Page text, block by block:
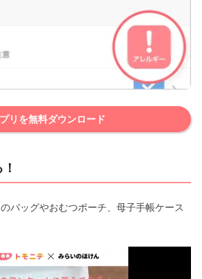
リを無料ダウンロード
バッグやおむつポーチ、母子手帳ケース